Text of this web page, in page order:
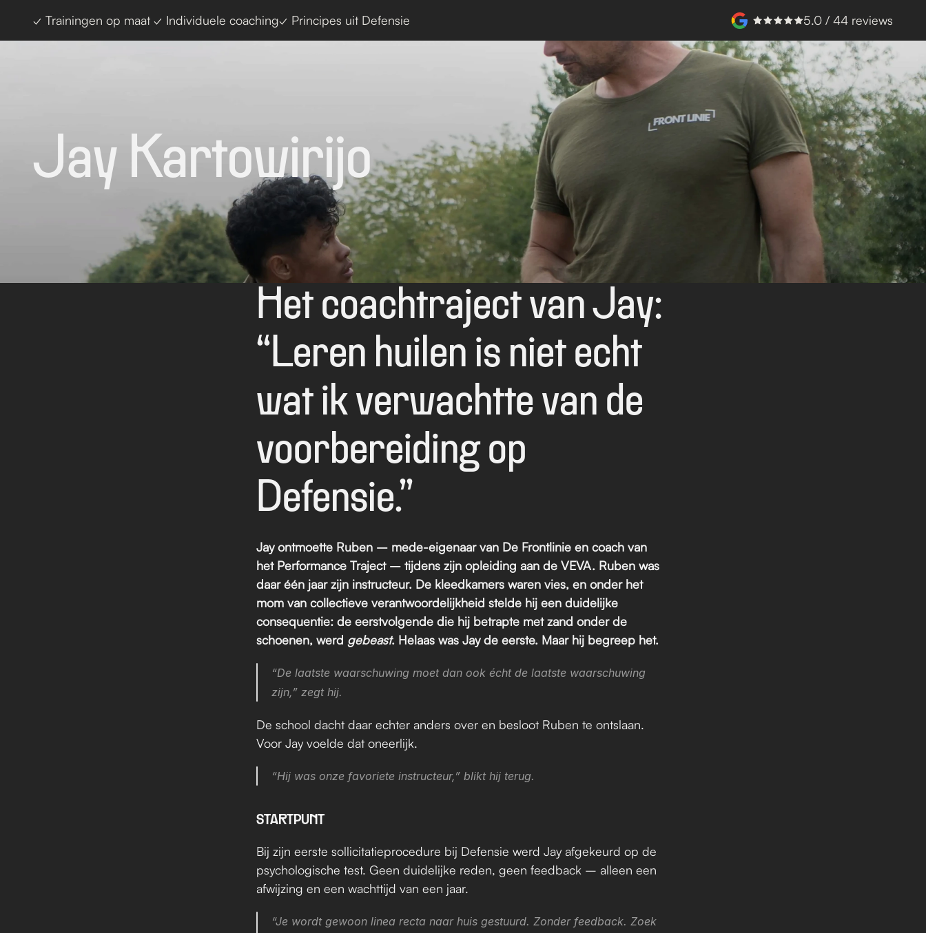
✓ Trainingen op maat ✓ Individuele coaching✓ Principes uit Defensie 5.0 / 44 reviews
Jay Kartowirijo
Het coachtraject van Jay:
“Leren huilen is niet echt
wat ik verwachtte van de
voorbereiding op
Defensie.”
Jay ontmoette Ruben – mede-eigenaar van De Frontlinie en coach van
het Performance Traject – tijdens zijn opleiding aan de VEVA. Ruben was
daar één jaar zijn instructeur. De kleedkamers waren vies, en onder het
mom van collectieve verantwoordelijkheid stelde hij een duidelijke
consequentie: de eerstvolgende die hij betrapte met zand onder de
schoenen, werd gebeast. Helaas was Jay de eerste. Maar hij begreep het.
“De laatste waarschuwing moet dan ook écht de laatste waarschuwing
zijn,” zegt hij.
De school dacht daar echter anders over en besloot Ruben te ontslaan.
Voor Jay voelde dat oneerlijk.
“Hij was onze favoriete instructeur,” blikt hij terug.
STARTPUNT
Bij zijn eerste sollicitatieprocedure bij Defensie werd Jay afgekeurd op de
psychologische test. Geen duidelijke reden, geen feedback – alleen een
afwijzing en een wachttijd van een jaar.
“Je wordt gewoon linea recta naar huis gestuurd. Zonder feedback. Zoek